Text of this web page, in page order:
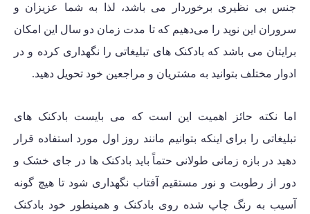
جنس بی نظیری برخوردار می باشد، لذا به شما عزیزان و
سروران این نوید را می‌دهیم که تا مدت زمان دو سال این امکان
برایتان می باشد که بادکنک های تبلیغاتی را نگهداری کرده و در
ادوار مختلف بتوانید به مشتریان و مراجعین خود تحویل دهید.
اما نکته حائز اهمیت این است که می بایست بادکنک های
تبلیغاتی را برای اینکه بتوانیم مانند روز اول مورد استفاده قرار
دهید در بازه زمانی طولانی حتماً باید بادکنک هادر جای خشک و
دور از رطوبت و نور مستقیم آفتاب نگهداری شود تا هیچ گونه
آسیب به رنگ چاپ شده روی بادکنک و همینطور خود بادکنک